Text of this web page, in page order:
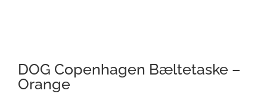
DOG Copenhagen Bæltetaske –
Orange